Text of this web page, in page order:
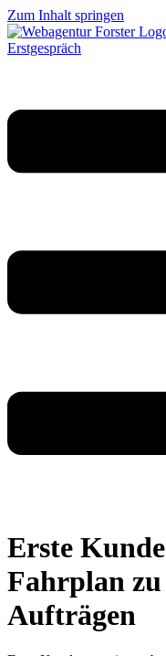
Zum Inhalt springen
Erstgespräch
Erste
Fahrplan zu
Aufträgen